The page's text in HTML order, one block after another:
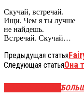
Скучай, встречай.
Ищи. Чем я ты лучше
не найдешь.
Встречай. Скучай…
Предыдущая статья
Следующая статьяОна